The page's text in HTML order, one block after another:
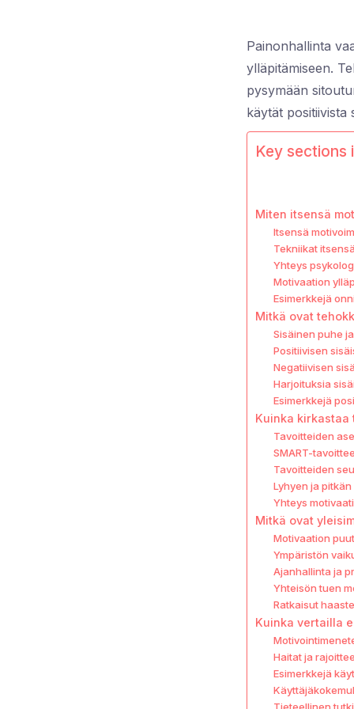
Painonhallinta
ylläpitämiseen.
pysymään
käytät positiivista
Key sections
Miten itsensä
Itsensä
Tekniikat
Yhteys
Motivaation
Esimerkkejä
Mitkä ovat
Sisäinen puhe
Positiivisen
Negatiivisen
Harjoituksia
Esimerkkejä
Kuinka
Tavoitteiden
SMART-
Tavoitteiden
Lyhyen ja
Yhteys
Mitkä ovat
Motivaation
Ympäristön
Ajanhallinta ja
Yhteisön tuen
Ratkaisut
Kuinka vertailla
Haitat ja
Esimerkkejä